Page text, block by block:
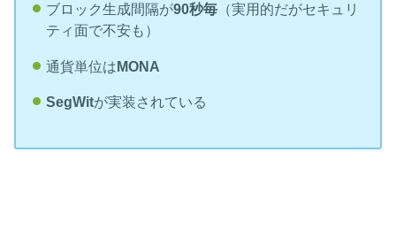
ブロック生成間隔が90秒毎（実用的だがセキュリ
ティ面で不安も）
通貨単位はMONA
SegWitが実装されている